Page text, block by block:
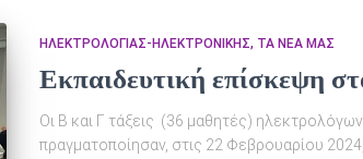
ΗΛΕΚΤΡΟΛΟΓΊΑΣ-ΗΛΕΚΤΡΟΝΙΚΉΣ ΤΑ ΝΈΑ ΜΑΣ
Εκπαιδευτική επίσκεψη
Οι Β και Γ τάξεις (36 μαθητές)
πραγματοποίησαν, στις 22 Φεβρουαρίου